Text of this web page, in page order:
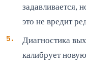
задавливается,
это не вредит
Диагностика
калибрует